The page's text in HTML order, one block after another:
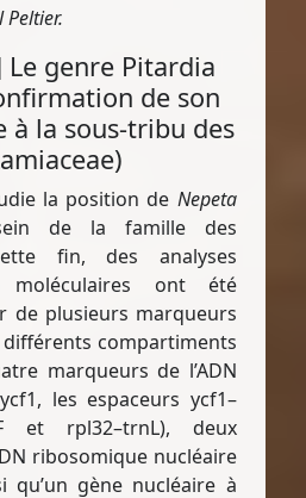
Peltier.
Le genre Pitardia
de son
à la sous-tribu des
la position de Nepeta
de la famille des
fin, des analyses
moléculaires ont été
de plusieurs marqueurs
compartiments
marqueurs de l’ADN
les espaceurs ycf1–
et rpl32–trnL), deux
ribosomique nucléaire
qu’un gène nucléaire à